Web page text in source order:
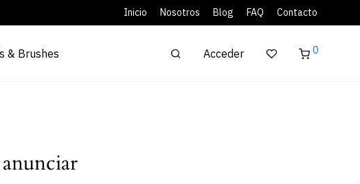
Inicio Nosotros Blog FAQ Contacto
& Brushes Acceder 0